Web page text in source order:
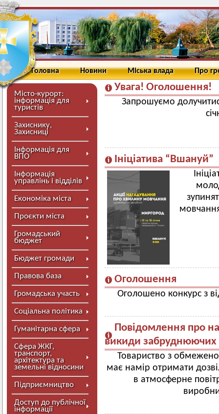
Головна Новини Міська влада Про
Місто-курорт:
інформація для
туристів
Захиснику,
Захисниці
Інформація для
ВПО
Інформація
управлінь і відділів
Економіка міста
Проєкти міста
Громадський
бюджет
Бюджет громади
Правова база
Громадська участь
Соціальна політика
Гуманітарна сфера
Сфера ЖКГ,
транспорт,
архітектура та
земельні відносини
Підприємництво
Доступ до публічної
інформації
Увага! Оголошення!
Запрошуємо
Ініціатива “Вшануй”
Оголошення
Оголошено конкурс з
Повідомлення про
викиди забруднюючих
Товариство з
має намір отримати
в атмосферне